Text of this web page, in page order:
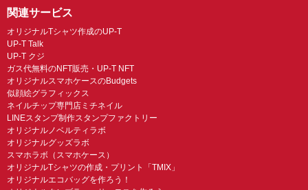
関連サービス
オリジナルTシャツ作成のUP-T
UP-T Talk
UP-T クジ
ガス代無料のNFT販売・UP-T NFT
オリジナルスマホケースのBudgets
似顔絵グラフィックス
ネイルチップ専門店ミチネイル
LINEスタンプ制作スタンプファクトリー
オリジナルノベルティラボ
オリジナルグッズラボ
スマホラボ（スマホケース）
オリジナルTシャツの作成・プリント「TMIX」
オリジナルエコバッグを作ろう！